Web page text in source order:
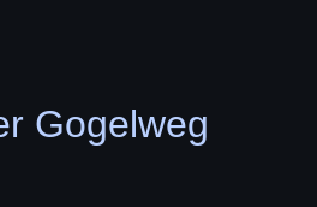
Gogelweg